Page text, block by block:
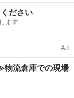
高さ最大74センチ
ルメイト
ださい
ます
Ad
流倉庫での現場